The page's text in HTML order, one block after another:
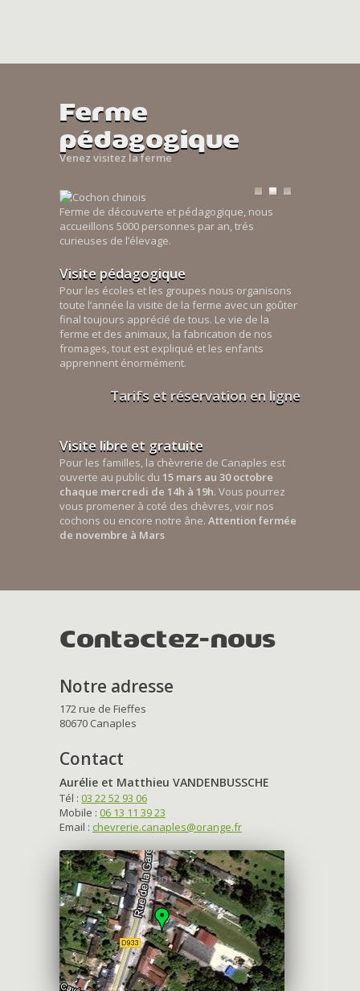
Ferme
pédagogique
Venez visitez la ferme
Ferme de découverte et pédagogique, nous
accueillons 5000 personnes par an, trés
curieuses de l’élevage.
Visite pédagogique
Pour les écoles et les groupes nous organisons
toute l’année la visite de la ferme avec un goûter
final toujours apprécié de tous. Le vie de la
ferme et des animaux, la fabrication de nos
fromages, tout est expliqué et les enfants
apprennent énormément.
Tarifs et réservation en ligne
Visite libre et gratuite
Pour les familles, la chèvrerie de Canaples est
ouverte au public du 15 mars au 30 octobre
chaque mercredi de 14h à 19h. Vous pourrez
vous promener à coté des chèvres, voir nos
cochons ou encore notre âne. Attention fermée
de novembre à Mars
Contactez-nous
Notre adresse
172 rue de Fieffes
80670 Canaples
Contact
Aurélie et Matthieu VANDENBUSSCHE
Tél : 03 22 52 93 06
Mobile : 06 13 11 39 23
Email : chevrerie.canaples@orange.fr